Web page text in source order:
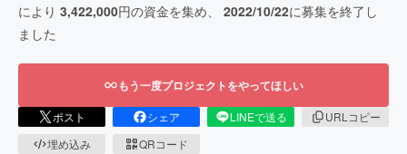
により 3,422,000円の資金を集め、 2022/10/22に募集を終了し
ました
もう一度プロジェクトをやってほしい
ポスト シェア LINEで送る
URLコピー
埋め込み
QRコード